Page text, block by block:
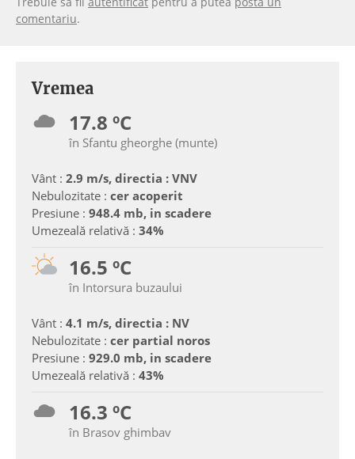
comentariu.
Vremea
17.8 ºC
în Sfantu gheorghe (munte)
Vânt : 2.9 m/s, directia : VNV
Nebulozitate : cer acoperit
Presiune : 948.4 mb, in scadere
Umezeală relativă : 34%
16.5 ºC
în Intorsura buzaului
Vânt : 4.1 m/s, directia : NV
Nebulozitate : cer partial noros
Presiune : 929.0 mb, in scadere
Umezeală relativă : 43%
16.3 ºC
în Brasov ghimbav